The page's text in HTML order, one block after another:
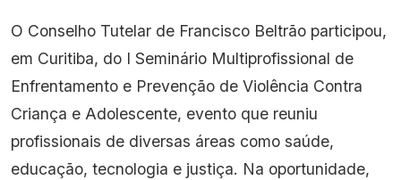
O Conselho Tutelar de Francisco Beltrão participou,
em Curitiba, do I Seminário Multiprofissional de
Enfrentamento e Prevenção de Violência Contra
Criança e Adolescente, evento que reuniu
profissionais de diversas áreas como saúde,
educação, tecnologia e justiça. Na oportunidade,